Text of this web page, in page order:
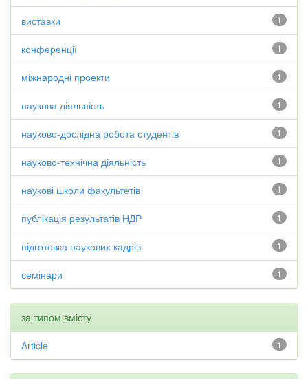
1
виставки
1
конференції
1
міжнародні проекти
1
наукова діяльність
1
науково-дослідна робота студентів
1
науково-технічна діяльність
1
наукові школи факультетів
1
публікація результатів НДР
1
підготовка наукових кадрів
1
семінари
за типом вмісту
1
Article